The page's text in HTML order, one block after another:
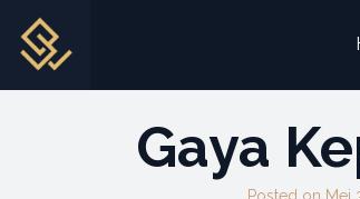
Gaya
Posted on Mei